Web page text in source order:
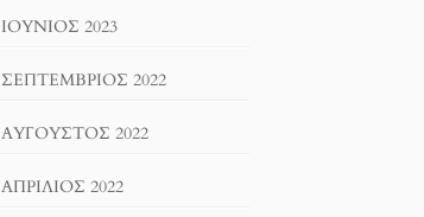
ΙΟΎΝΙΟΣ 2023
ΣΕΠΤΈΜΒΡΙΟΣ 2022
ΑΎΓΟΥΣΤΟΣ 2022
ΑΠΡΊΛΙΟΣ 2022